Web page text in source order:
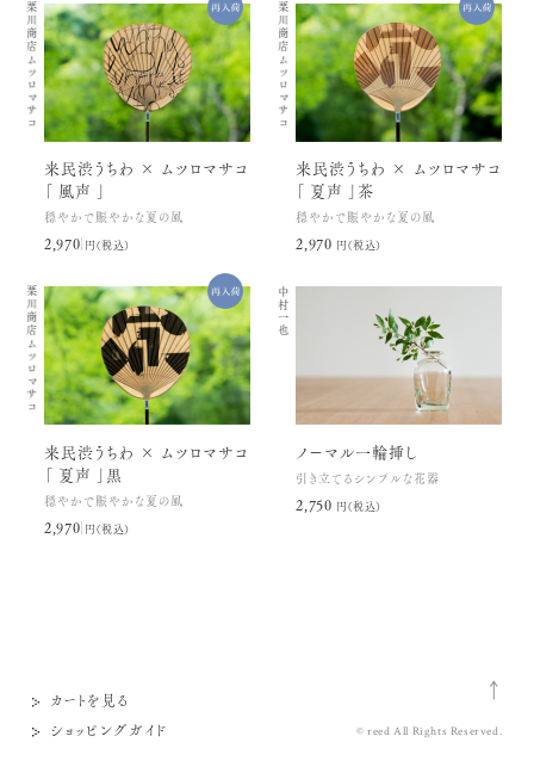
栗川商店
ムツロマサコ
来民渋うちわ × ムツロマサコ
「 風声 」
穏やかで賑やかな夏の風
2,970円(税込)
栗川商店
ムツロマサコ
来民渋うちわ × ムツロマサコ
「 夏声 」茶
穏やかで賑やかな夏の風
2,970円(税込)
栗川商店
ムツロマサコ
来民渋うちわ × ムツロマサコ
「 夏声 」黒
穏やかで賑やかな夏の風
2,970円(税込)
中村一也
ノーマル一輪挿し
引き立てるシンプルな花器
2,750円(税込)
カートを見る
ショッピングガイド
© reed All Rights Reserved.